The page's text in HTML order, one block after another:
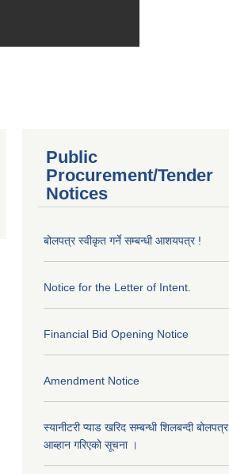
Public
Procurement/Tender
Notices
बोलपत्र स्वीकृत गर्ने सम्बन्धी आशयपत्र !
Notice for the Letter of Intent.
Financial Bid Opening Notice
Amendment Notice
स्यानीटरी प्याड खरिद सम्बन्धी शिलबन्दी बोलपत्र
आब्हान गरिएको सूचना ।